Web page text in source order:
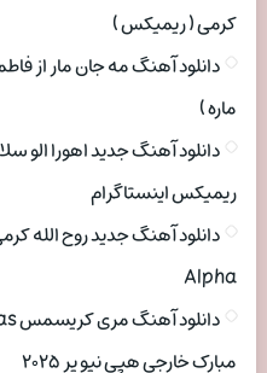
کرمی ( ریمیکس )
دانلود آهنگ مه جان مار از
ماره )
دانلود آهنگ جدید اهورا الو
ریمیکس اینستاگرام
Alpha
مبارک خارجی هپی نیو یر ۲۰۲۵